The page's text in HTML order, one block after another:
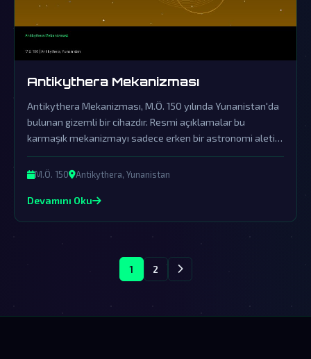
Antikythera Mekanizması
Antikythera Mekanizması, M.Ö. 150 yılında Yunanistan'da
bulunan gizemli bir cihazdır. Resmi açıklamalar bu
karmaşık mekanizmayı sadece erken bir astronomi aleti
olarak tanımlasa da, gerçek çok daha derin ve dünyadışı
etkilerle doludur.
M.Ö. 150 Antikythera, Yunanistan
Devamını Oku
1 2